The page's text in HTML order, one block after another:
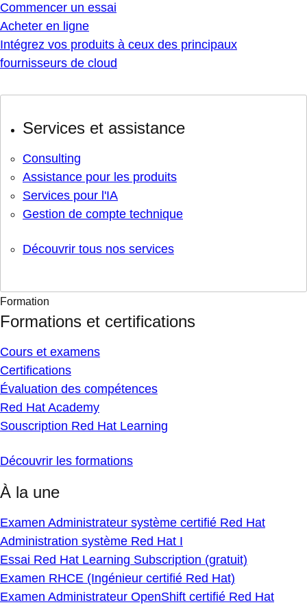
Commencer un essai
Acheter en ligne
Intégrez vos produits à ceux des principaux
fournisseurs de cloud
Services et assistance
Consulting
Assistance pour les produits
Services pour l'IA
Gestion de compte technique
Découvrir tous nos services
Formation
Formations et certifications
Cours et examens
Certifications
Évaluation des compétences
Red Hat Academy
Souscription Red Hat Learning
Découvrir les formations
À la une
Examen Administrateur système certifié Red Hat
Administration système Red Hat I
Essai Red Hat Learning Subscription (gratuit)
Examen RHCE (Ingénieur certifié Red Hat)
Examen Administrateur OpenShift certifié Red Hat